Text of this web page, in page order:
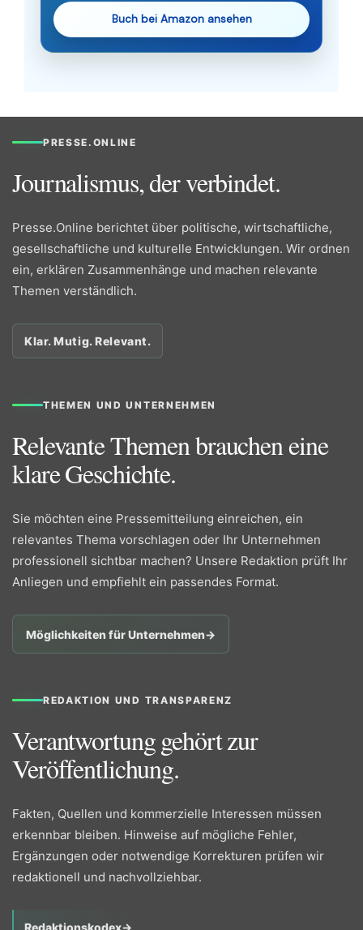
Buch bei Amazon ansehen
PRESSE.ONLINE
Journalismus, der verbindet.
Presse.Online berichtet über politische, wirtschaftliche,
gesellschaftliche und kulturelle Entwicklungen. Wir ordnen
ein, erklären Zusammenhänge und machen relevante
Themen verständlich.
Klar. Mutig. Relevant.
THEMEN UND UNTERNEHMEN
Relevante Themen brauchen eine
klare Geschichte.
Sie möchten eine Pressemitteilung einreichen, ein
relevantes Thema vorschlagen oder Ihr Unternehmen
professionell sichtbar machen? Unsere Redaktion prüft Ihr
Anliegen und empfiehlt ein passendes Format.
Möglichkeiten für Unternehmen→
REDAKTION UND TRANSPARENZ
Verantwortung gehört zur
Veröffentlichung.
Fakten, Quellen und kommerzielle Interessen müssen
erkennbar bleiben. Hinweise auf mögliche Fehler,
Ergänzungen oder notwendige Korrekturen prüfen wir
redaktionell und nachvollziehbar.
Redaktionskodex→